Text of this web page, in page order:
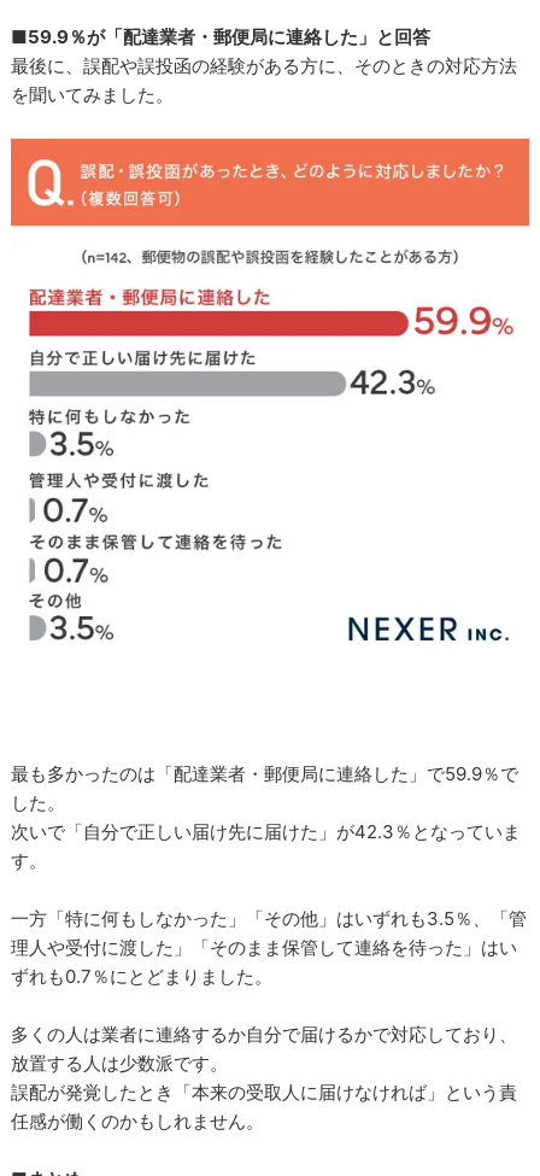
■59.9％が「配達業者・郵便局に連絡した」と回答
最後に、誤配や誤投函の経験がある方に、そのときの対応方法
を聞いてみました。
最も多かったのは「配達業者・郵便局に連絡した」で59.9％で
した。
次いで「自分で正しい届け先に届けた」が42.3％となっていま
す。
一方「特に何もしなかった」「その他」はいずれも3.5％、「管
理人や受付に渡した」「そのまま保管して連絡を待った」はい
ずれも0.7％にとどまりました。
多くの人は業者に連絡するか自分で届けるかで対応しており、
放置する人は少数派です。
誤配が発覚したとき「本来の受取人に届けなければ」という責
任感が働くのかもしれません。